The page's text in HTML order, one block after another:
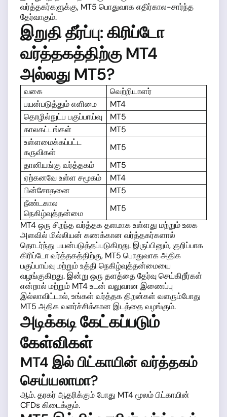
வர்த்தகர்களுக்கு, MT5 பொதுவாக எதிர்கால-சார்ந்த
தேர்வாகும்.
இறுதி தீர்ப்பு: கிரிப்டோ
வர்த்தகத்திற்கு MT4
அல்லது MT5?
வகை
வெற்றியாளர்
பயன்படுத்தும் எளிமை
MT4
தொழில்நுட்ப பகுப்பாய்வு
MT5
காலகட்டங்கள்
MT5
உள்ளமைக்கப்பட்ட
கருவிகள்
MT5
தானியங்கு வர்த்தகம்
MT5
ஏற்கனவே உள்ள சமூகம்
MT4
பின்சோதனை
MT5
நீண்டகால
நெகிழ்வுத்தன்மை
MT5
MT4 ஒரு சிறந்த வர்த்தக தளமாக உள்ளது மற்றும் உலக
அளவில் மில்லியன் கணக்கான வர்த்தகர்களால்
தொடர்ந்து பயன்படுத்தப்படுகிறது. இருப்பினும், குறிப்பாக
கிரிப்டோ வர்த்தகத்திற்கு, MT5 பொதுவாக அதிக
பகுப்பாய்வு மற்றும் உத்தி நெகிழ்வுத்தன்மையை
வழங்குகிறது. இன்று ஒரு தளத்தை தேர்வு செய்கிறீர்கள்
என்றால் மற்றும் MT4 உடன் வலுவான இணைப்பு
இல்லாவிட்டால், உங்கள் வர்த்தக திறன்கள் வளரும்போது
MT5 அதிக வளர்ச்சிக்கான இடத்தை வழங்கும்.
அடிக்கடி கேட்கப்படும்
கேள்விகள்
MT4 இல் பிட்காயின் வர்த்தகம்
செய்யலாமா?
ஆம். தரகர் ஆதரிக்கும் போது MT4 மூலம் பிட்காயின்
CFDs கிடைக்கும்.